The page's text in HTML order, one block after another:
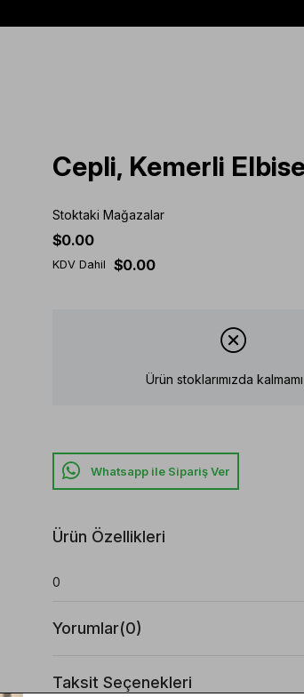
Cepli, Kemerli
Stoktaki Mağazalar
$0.00
KDV Dahil $0.00
Ürün stoklarımızda
Whatsapp ile Sipariş Ver
Ürün Özellikleri
0
Yorumlar(0)
Taksit Seçenekleri